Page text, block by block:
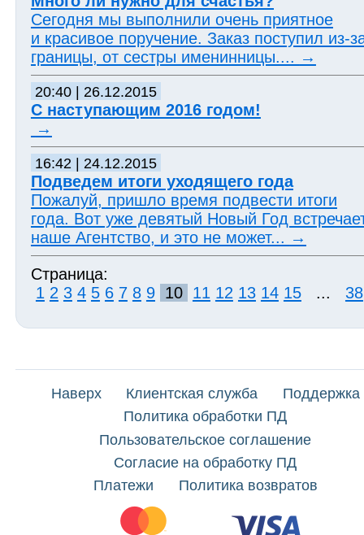
Сегодня мы выполнили очень приятное
и красивое поручение. Заказ поступил из-
границы, от сестры именинницы.... →
20:40 | 26.12.2015
С наступающим 2016 годом!
→
16:42 | 24.12.2015
Подведем итоги уходящего года
Пожалуй, пришло время подвести итоги
года. Вот уже девятый Новый Год
наше Агентство, и это не может... →
Страница:
1 2 3 4 5 6 7 8 9 10 11 12 13 14 15... 38
Наверх Клиентская служба
Поддержка
Политика обработки ПД
Пользовательское соглашение
Согласие на обработку ПД
Платежи
Политика возвратов